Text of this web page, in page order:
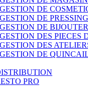
DE
DE PRESSING
DE
DES PIECES
DES
DE
PRO